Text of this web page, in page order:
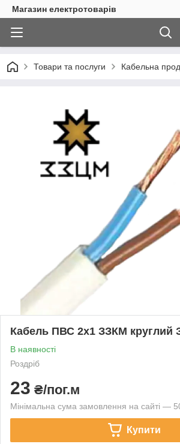
Магазин електротоварів
Товари та послуги Кабельна
Кабель ПВС 2х1 ЗЗКМ круглий
В наявності
Роздріб
23 ₴/пог.м
Мінімальна сума замовлення на сайті —
Купити